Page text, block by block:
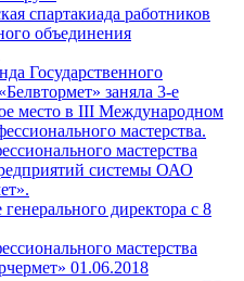
спартакиада работников
объединения
Государственного
заняла 3-е
место в III Международном
мастерства.
мастерства
системы ОАО
директора с 8
мастерства
01.06.2018